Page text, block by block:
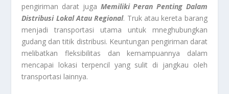
pengiriman darat juga Memiliki Peran Penting Dalam
Distribusi Lokal Atau Regional. Truk atau kereta barang
menjadi transportasi utama untuk mneghubungkan
gudang dan titik distribusi. Keuntungan pengiriman darat
melibatkan fleksibilitas dan kemampuannya dalam
mencapai lokasi terpencil yang sulit di jangkau oleh
transportasi lainnya.